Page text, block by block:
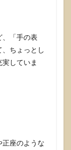
、「手の表
ちょっとし
していま
座のような